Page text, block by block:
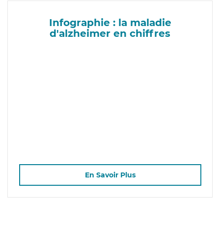
Infographie : la maladie
d'alzheimer en chiffres
En Savoir Plus